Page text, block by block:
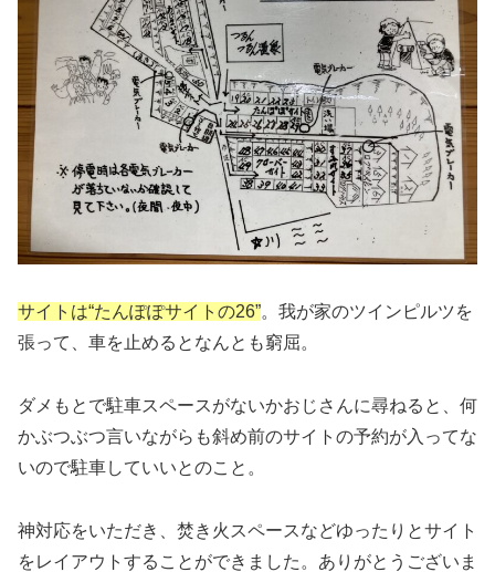
サイトは“たんぽぽサイトの26”。我が家のツインピルツを
張って、車を止めるとなんとも窮屈。
ダメもとで駐車スペースがないかおじさんに尋ねると、何
かぶつぶつ言いながらも斜め前のサイトの予約が入ってな
いので駐車していいとのこと。
神対応をいただき、焚き火スペースなどゆったりとサイト
をレイアウトすることができました。ありがとうございま